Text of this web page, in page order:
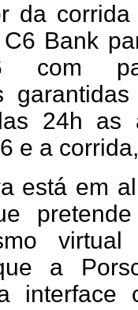
da
Bank
com
24h as
e a
está em
a
interface